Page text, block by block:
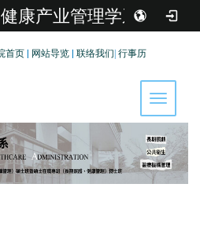
康产业管理学系
首页 网站导览 联络我们 行事历
Toggle